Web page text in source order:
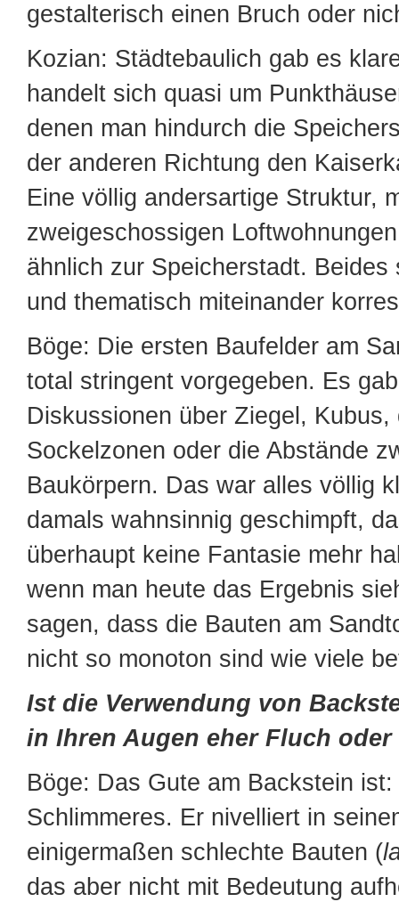
gestalterisch einen Bruch oder
Kozian: Städtebaulich gab es
handelt sich quasi um
denen man hindurch die
der anderen Richtung den
Eine völlig andersartige Struktur,
zweigeschossigen
ähnlich zur Speicherstadt. Beides
und thematisch miteinander
Böge: Die ersten Baufelder am
total stringent vorgegeben. Es
Diskussionen über Ziegel, Kubus,
Sockelzonen oder die Abstände
Baukörpern. Das war alles völlig
damals wahnsinnig geschimpft,
überhaupt keine Fantasie mehr
wenn man heute das Ergebnis
sagen, dass die Bauten am
nicht so monoton sind wie viele
Ist die Verwendung von
in Ihren Augen eher Fluch oder
Böge: Das Gute am Backstein
Schlimmeres. Er nivelliert in
einigermaßen schlechte Bauten (
das aber nicht mit Bedeutung